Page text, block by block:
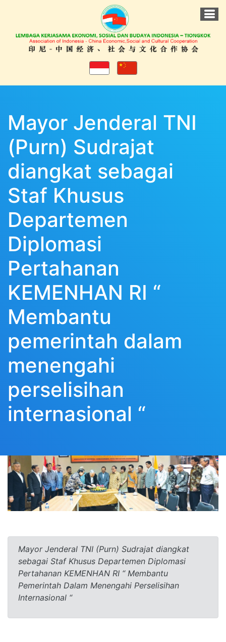
Mayor Jenderal TNI
(Purn) Sudrajat
diangkat sebagai
Staf Khusus
Departemen
Diplomasi
Pertahanan
KEMENHAN RI “
Membantu
pemerintah dalam
menengahi
perselisihan
internasional “
Mayor Jenderal TNI (Purn) Sudrajat diangkat
sebagai Staf Khusus Departemen Diplomasi
Pertahanan KEMENHAN RI “ Membantu
Pemerintah Dalam Menengahi Perselisihan
Internasional “